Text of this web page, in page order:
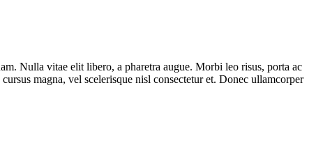
Nulla vitae elit libero, a pharetra augue. Morbi leo risus, porta ac
magna, vel scelerisque nisl consectetur et. Donec ullamcorper